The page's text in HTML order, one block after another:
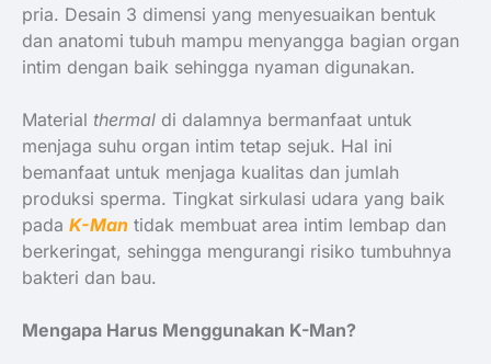
pria. Desain 3 dimensi yang menyesuaikan bentuk
dan anatomi tubuh mampu menyangga bagian organ
intim dengan baik sehingga nyaman digunakan.
Material thermal di dalamnya bermanfaat untuk
menjaga suhu organ intim tetap sejuk. Hal ini
bemanfaat untuk menjaga kualitas dan jumlah
produksi sperma. Tingkat sirkulasi udara yang baik
pada K-Man tidak membuat area intim lembap dan
berkeringat, sehingga mengurangi risiko tumbuhnya
bakteri dan bau.
Mengapa Harus Menggunakan K-Man?